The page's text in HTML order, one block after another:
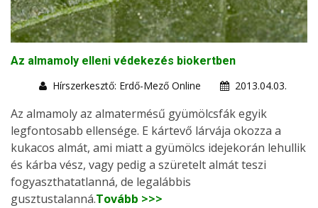
Az almamoly elleni védekezés biokertben
Hírszerkesztő: Erdő-Mező Online
2013.04.03.
Az almamoly az almatermésű gyümölcsfák egyik
legfontosabb ellensége. E kártevő lárvája okozza a
kukacos almát, ami miatt a gyümölcs idejekorán lehullik
és kárba vész, vagy pedig a szüretelt almát teszi
fogyaszthatatlanná, de legalábbis
gusztustalanná.Tovább >>>